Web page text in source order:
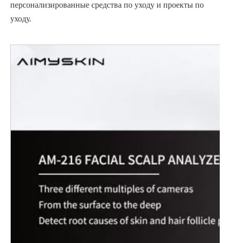
персонализированные средства по уходу и проекты по
уходу.